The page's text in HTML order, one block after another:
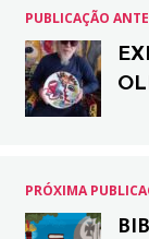
PUBLICAÇÃO
PRÓXIMA